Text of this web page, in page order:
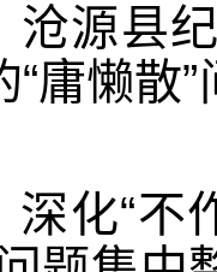
沧源县
“庸懒散
深化“不